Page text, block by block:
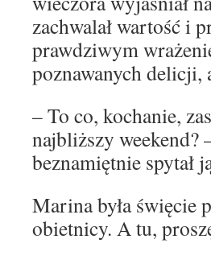
zachwalał wartość i
prawdziwym
poznawanych delicji,
– To co, kochanie,
najbliższy weekend?
beznamiętnie spytał
Marina była święcie
obietnicy. A tu,